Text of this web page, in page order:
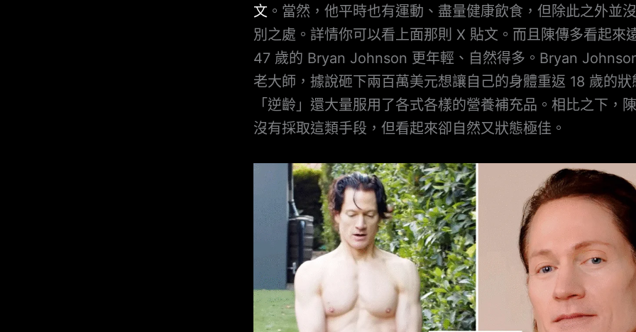
文 。當然，他平時也有運動、盡量健康飲食，但除此之外並
別之處。詳情你可以看上面那則 X 貼文。而且陳傳多看起來
47 歲的 Bryan Johnson 更年輕、自然得多。Bryan
老大師，據說砸下兩百萬美元想讓自己的身體重返 18 歲的狀
「逆齡」還大量服用了各式各樣的營養補充品。相比之下，
沒有採取這類手段，但看起來卻自然又狀態極佳。